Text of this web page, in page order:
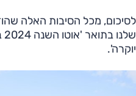
יוקרה'.